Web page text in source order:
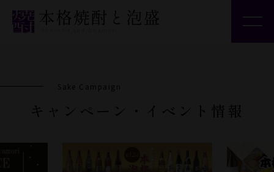
焼酎・泡盛とつながる
Sake Campaign
キャンペーン・イベント情報